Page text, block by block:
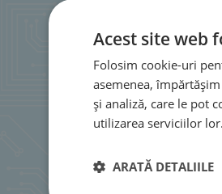
Acest site web
Folosim cookie-uri
asemenea,
și analiză, care le pot
utilizarea serviciilor lor.
ARATĂ DETALIILE